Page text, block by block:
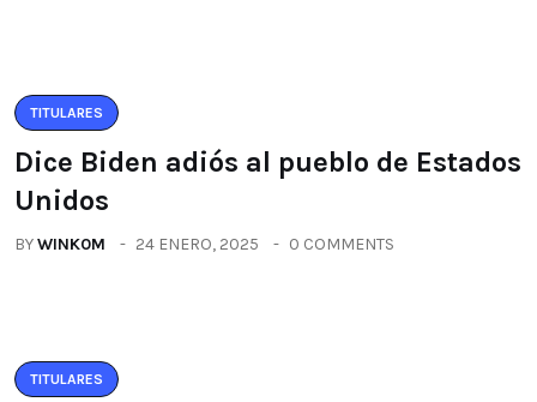
TITULARES
Dice Biden adiós al pueblo de Estados
Unidos
BYWINK0M 24 ENERO, 2025 0 COMMENTS
TITULARES